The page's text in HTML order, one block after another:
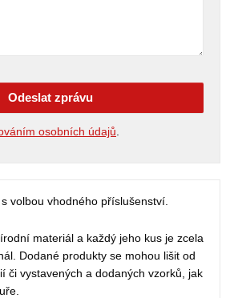
Odeslat zprávu
osobních údajů
s volbou vhodného příslušenství.
materiál a každý jeho kus je zcela
Dodané produkty se mohou lišit od
či vystavených a dodaných vzorků, jak